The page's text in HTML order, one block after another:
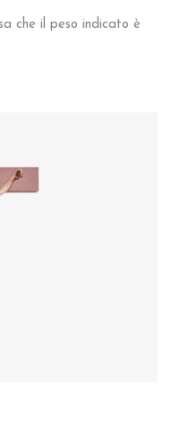
che il peso indicato è